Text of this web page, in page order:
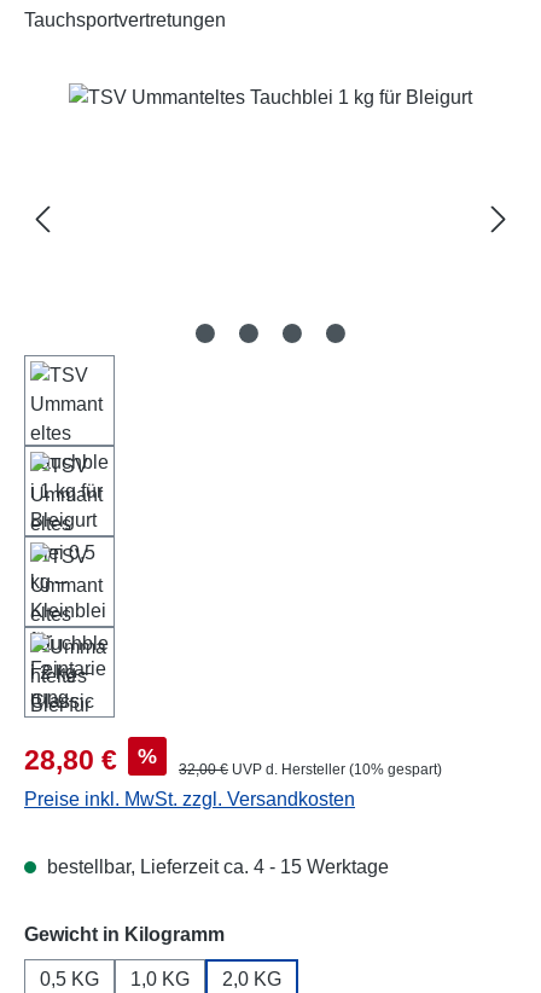
Tauchsportvertretungen
Verkaufspreis:
28,80 € % Regulärer Preis:
32,00 € UVP d. Hersteller (10% gespart)
Preise inkl. MwSt. zzgl. Versandkosten
bestellbar, Lieferzeit ca. 4 - 15 Werktage
Gewicht in Kilogrammauswählen
0,5 KG 1,0 KG 2,0 KG